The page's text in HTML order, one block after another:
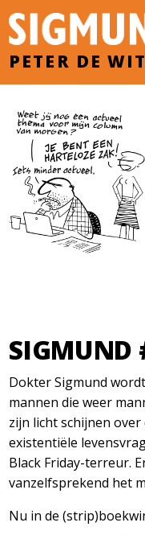
PETER DE WIT
SIGMUND
Dokter Sigmund
mannen die weer
zijn licht schijnen
existentiële
Black Friday-terreur.
vanzelfsprekend het
Nu in de